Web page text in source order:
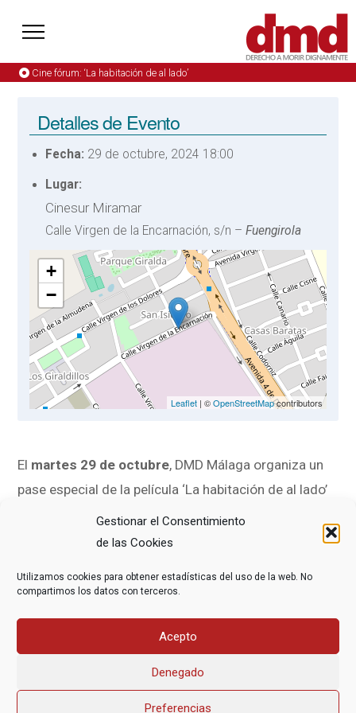
Gestionar el Consentimiento
de las Cookies
Utilizamos cookies para obtener estadísticas del uso de la web. No
compartimos los datos con terceros.
Acepto
Denegado
Preferencias
Cine fórum: ‘La habitación de al lado’
Detalles de Evento
Fecha: 29 de octubre, 2024 18:00
Lugar:
Cinesur Miramar
Calle Virgen de la Encarnación, s/n –Fuengirola
+
−
Leaflet| ©OpenStreetMapcontributors
El martes 29 de octubre, DMD Málaga organiza un
pase especial de la película ‘La habitación de al lado’
de Pedro Almodóvar en el
Cinesur Miramar
Fuengirola (Calle Virgen de la Encarnación, s/n).
La proyección es a las18.00 horas, y las entradas se
taquilla a dos euros para mayores de 60 años. Tras la
proyección habrá un coloquio a cargo de DMD.